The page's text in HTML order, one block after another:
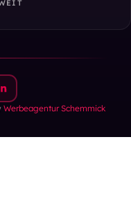
Werbeagentur Schemmick